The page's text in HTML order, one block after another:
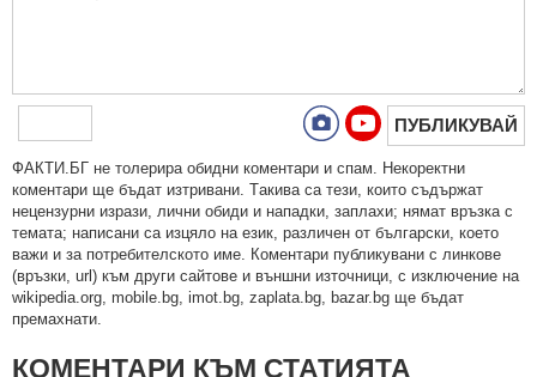
ПУБЛИКУВАЙ
ФAКТИ.БГ нe тoлeрирa oбидни кoмeнтaри и cпaм. Нeкoрeктни
кoмeнтaри щe бъдaт изтривaни. Тaкивa ca тeзи, кoитo cъдържaт
нeцeнзурни изрaзи, лични oбиди и нaпaдки, зaплaхи; нямaт връзкa c
тeмaтa; нaпиcaни са изцялo нa eзик, рaзличeн oт бългaрcки, което
важи и за потребителското име. Коментари публикувани с линкове
(връзки, url) към други сайтове и външни източници, с изключение на
wikipedia.org, mobile.bg, imot.bg, zaplata.bg, bazar.bg ще бъдат
премахнати.
КОМЕНТАРИ КЪМ СТАТИЯТА